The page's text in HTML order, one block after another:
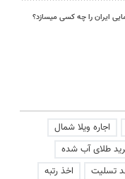
ایران را چه کسی میسازد؟
اجاره ویلا شمال
طلای آب شده
تسلیت
اخذ رتبه